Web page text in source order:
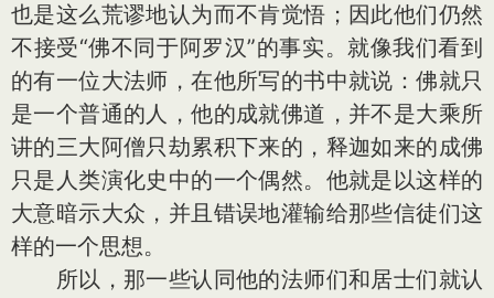
也是这么荒谬地认为而不肯觉悟；因此他们仍然
不接受“佛不同于阿罗汉”的事实。就像我们看到
的有一位大法师，在他所写的书中就说：佛就只
是一个普通的人，他的成就佛道，并不是大乘所
讲的三大阿僧只劫累积下来的，释迦如来的成佛
只是人类演化史中的一个偶然。他就是以这样的
大意暗示大众，并且错误地灌输给那些信徒们这
样的一个思想。
所以，那一些认同他的法师们和居士们就认